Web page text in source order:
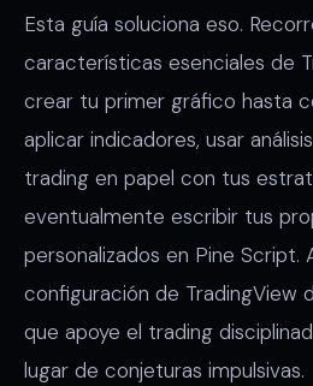
Esta guía soluciona eso.
características esenciales de
crear tu primer gráfico hasta
aplicar indicadores, usar
trading en papel con tus
eventualmente escribir tus
personalizados en Pine Script.
configuración de TradingView
que apoye el trading
lugar de conjeturas impulsivas.